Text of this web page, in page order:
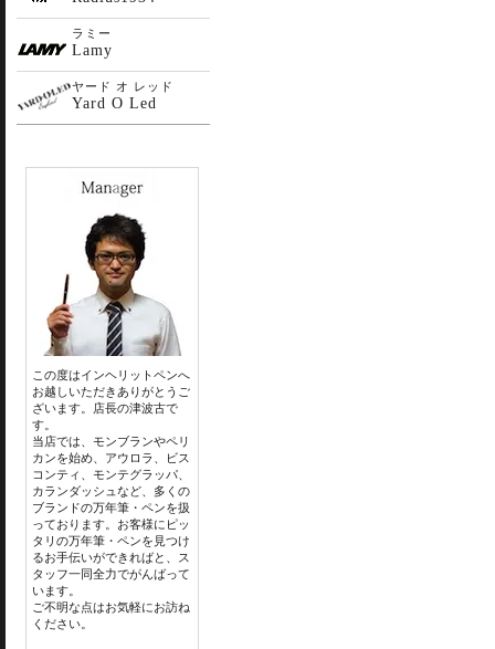
ラミー
Lamy
ヤード オ レッド
Yard O Led
この度はインヘリットペンへ
お越しいただきありがとうご
ざいます。店長の津波古で
す。
当店では、モンブランやペリ
カンを始め、アウロラ、ビス
コンティ、モンテグラッパ、
カランダッシュなど、多くの
ブランドの万年筆・ペンを扱
っております。お客様にピッ
タリの万年筆・ペンを見つけ
るお手伝いができればと、ス
タッフ一同全力でがんばって
います。
ご不明な点はお気軽にお訪ね
ください。